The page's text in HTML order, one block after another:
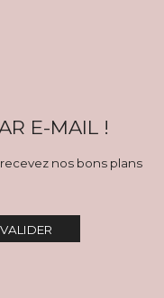
E-MAIL !
nos bons plans
VALIDER